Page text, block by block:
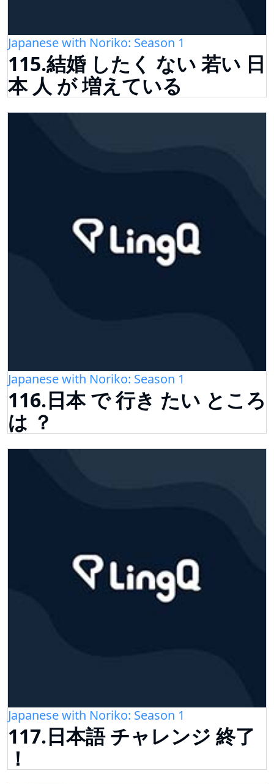
Japanese with Noriko: Season 1
115.結婚 したく ない 若い 日
本 人 が 増えている
Japanese with Noriko: Season 1
116.日本 で 行き たい ところ
は ？
Japanese with Noriko: Season 1
117.日本語 チャレンジ 終了
！